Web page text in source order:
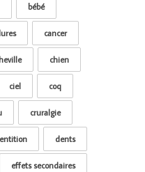
bébé
cancer
chien
ciel coq
cruralgie
dents
effets secondaires